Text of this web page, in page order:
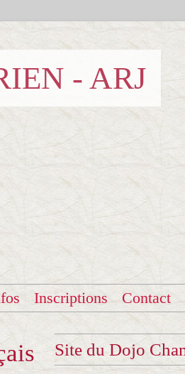
- ARJ
Inscriptions Contact
Site du Dojo